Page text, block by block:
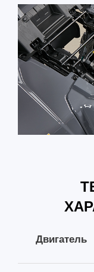
Двигатель